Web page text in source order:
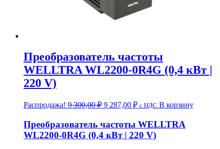
Преобразователь частоты
WELLTRA WL2200-0R4G (0,4 кВт |
220 V)
Распродажа! 9 300,00₽ Первоначальная
составляла
9
300,00 ₽.
9 287,00 ₽Текущая
цена:
9
287,00 ₽.
c НДС В корзину
Преобразователь частоты WELLTRA
WL2200-0R4G (0,4 кВт | 220 V)